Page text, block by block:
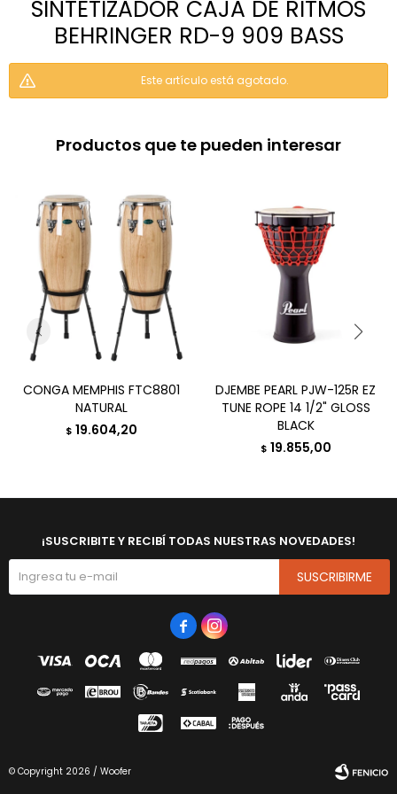
SINTETIZADOR CAJA DE RITMOS
BEHRINGER RD-9 909 BASS
Este artículo está agotado.
Productos que te pueden interesar
CONGA MEMPHIS FTC8801
NATURAL
$ 19.604,20
DJEMBE PEARL PJW-125R EZ
TUNE ROPE 14 1/2" GLOSS
BLACK
$ 19.855,00
¡SUSCRIBITE Y RECIBÍ TODAS NUESTRAS NOVEDADES!
SUSCRIBIRME
 
© Copyright 2026 / Woofer